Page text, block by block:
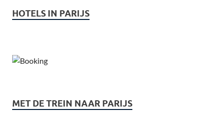
HOTELS IN PARIJS
MET DE TREIN NAAR PARIJS